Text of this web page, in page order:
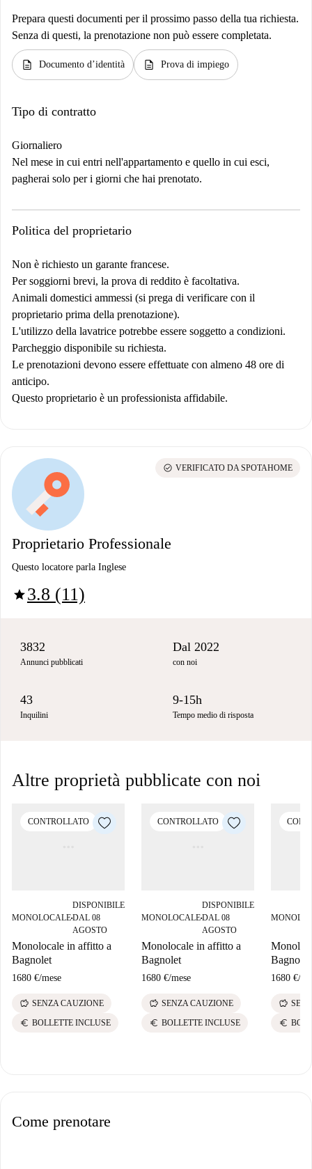
Prepara questi documenti per il prossimo passo della tua richiesta.
Senza di questi, la prenotazione non può essere completata.
description Documento d’identità description Prova di impiego
Tipo di contratto
Giornaliero
Nel mese in cui entri nell'appartamento e quello in cui esci,
pagherai solo per i giorni che hai prenotato.
Politica del proprietario
Non è richiesto un garante francese.
Per soggiorni brevi, la prova di reddito è facoltativa.
Animali domestici ammessi (si prega di verificare con il
proprietario prima della prenotazione).
L'utilizzo della lavatrice potrebbe essere soggetto a condizioni.
Parcheggio disponibile su richiesta.
Le prenotazioni devono essere effettuate con almeno 48 ore di
anticipo.
Questo proprietario è un professionista affidabile.
Proprietario Professionale
Questo locatore parla Inglese
star3.8 (11)
check_circle VERIFICATO DA SPOTAHOME
3832
Annunci pubblicati
Dal 2022
con noi
43
Inquilini
9-15h
Tempo medio di risposta
Altre proprietà pubblicate con noi
CONTROLLATO
MONOLOCALE■
DISPONIBILE
DAL 08
AGOSTO
Monolocale in affitto a
Bagnolet
1680 €/mese
savings SENZA CAUZIONE
euro BOLLETTE INCLUSE
CONTROLLATO
MONOLOCALE■
DISPONIBILE
DAL 08
AGOSTO
Monolocale in affitto a
Bagnolet
1680 €/mese
savings SENZA CAUZIONE
euro BOLLETTE INCLUSE
Bagnolet
1680 €/
savings
euro
Come prenotare